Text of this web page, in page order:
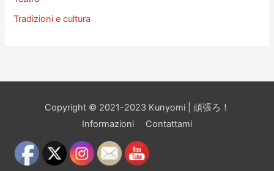
Tradizioni e cultura
Copyright © 2021-2023 Kunyomi | 頑張ろ！
Informazioni
Contattami